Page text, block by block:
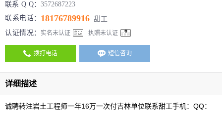
联系 Q Q： 3572687223
联系电话： 18176789916 甜工
认证情况：
实名未认证 执照未认证
拨打电话 短信咨询
详细描述
诚聘转注岩土工程师一年16万一次付吉林单位联系甜工手机：QQ：